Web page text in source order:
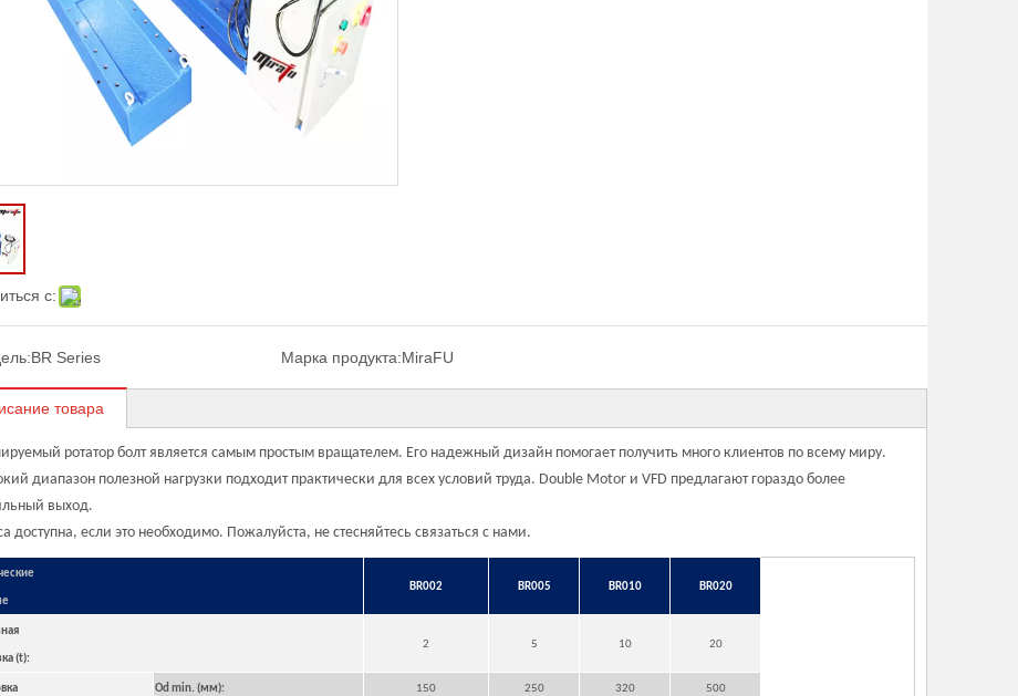
с:
BR Series Марка продукта:MiraFU
товара
ротатор болт является самым простым вращателем. Его надежный дизайн помогает получить много клиентов по всему миру.
диапазон полезной нагрузки подходит практически для всех условий труда. Double Motor и VFD предлагают гораздо более
выход.
доступна, если это необходимо. Пожалуйста, не стесняйтесь связаться с нами.
BR002 BR005 BR010 BR020
(t):
2 5 10 20
Od min. (мм): 150 250 320 500